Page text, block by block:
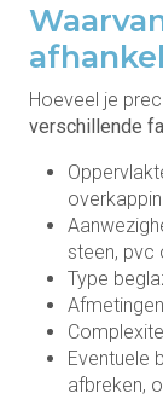
Hoeveel je
verschillende
steen, pvc
Type
Eventuele
afbreken,